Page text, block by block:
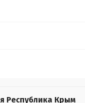
Республика Крым